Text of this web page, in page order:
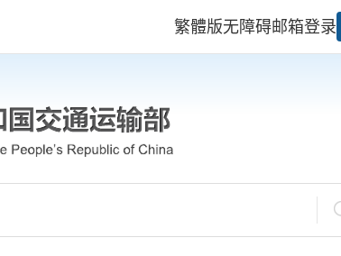
繁體版无障碍邮箱登录